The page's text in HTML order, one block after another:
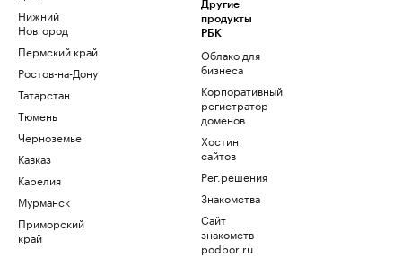
Нижний
Новгород
Пермский край
Ростов-на-Дону
Татарстан
Тюмень
Черноземье
Кавказ
Карелия
Мурманск
Приморский
край
Другие
продукты
РБК
Облако для
бизнеса
Корпоративный
регистратор
доменов
Хостинг
сайтов
Рег.решения
Знакомства
Сайт
знакомств
podbor.ru